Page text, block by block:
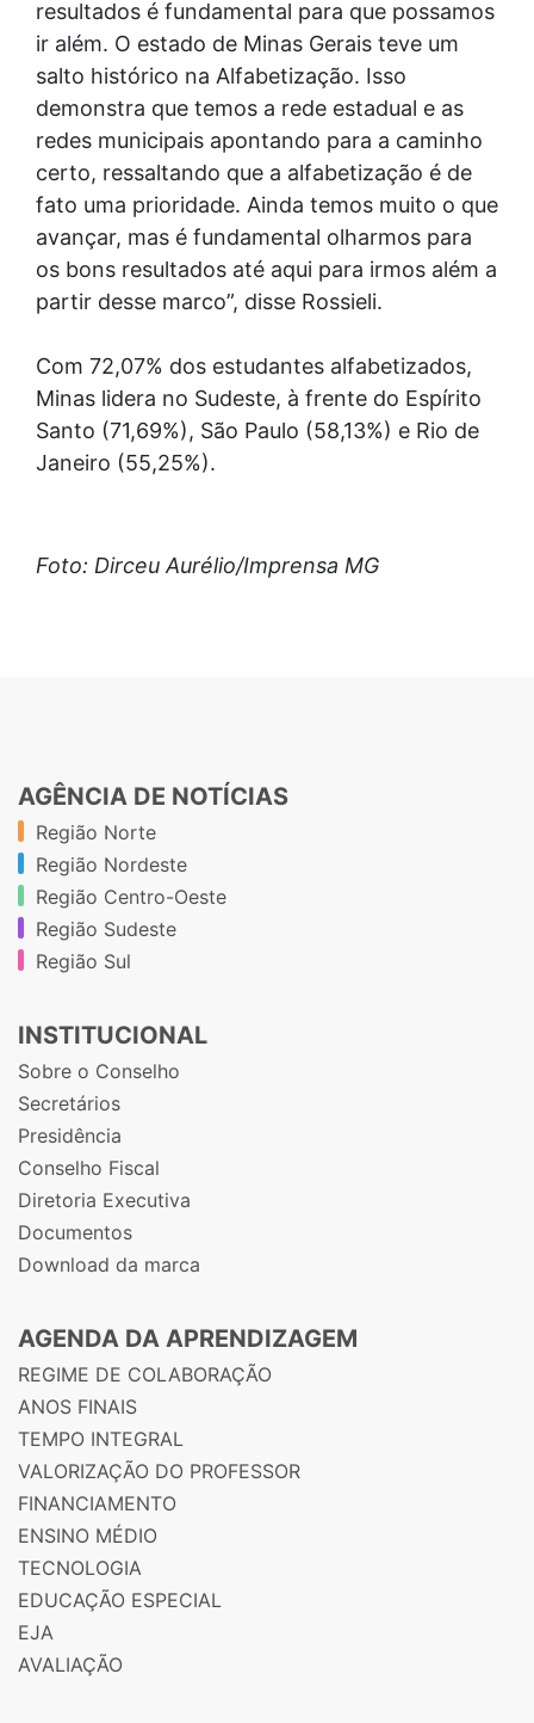
resultados é fundamental para que possamos
ir além. O estado de Minas Gerais teve um
salto histórico na Alfabetização. Isso
demonstra que temos a rede estadual e as
redes municipais apontando para a caminho
certo, ressaltando que a alfabetização é de
fato uma prioridade. Ainda temos muito o que
avançar, mas é fundamental olharmos para
os bons resultados até aqui para irmos além a
partir desse marco”, disse Rossieli.
Com 72,07% dos estudantes alfabetizados,
Minas lidera no Sudeste, à frente do Espírito
Santo (71,69%), São Paulo (58,13%) e Rio de
Janeiro (55,25%).
Foto: Dirceu Aurélio/Imprensa MG
AGÊNCIA DE NOTÍCIAS
Região Norte
Região Nordeste
Região Centro-Oeste
Região Sudeste
Região Sul
INSTITUCIONAL
Sobre o Conselho
Secretários
Presidência
Conselho Fiscal
Diretoria Executiva
Documentos
Download da marca
AGENDA DA APRENDIZAGEM
REGIME DE COLABORAÇÃO
ANOS FINAIS
TEMPO INTEGRAL
VALORIZAÇÃO DO PROFESSOR
FINANCIAMENTO
ENSINO MÉDIO
TECNOLOGIA
EDUCAÇÃO ESPECIAL
EJA
AVALIAÇÃO